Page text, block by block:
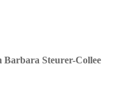
Steurer-Collee